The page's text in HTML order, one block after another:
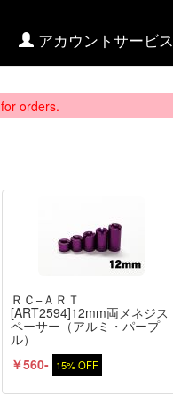
アカウントサービス
for orders.
ＲＣ−ＡＲＴ
[ART2594]12mm両メネジス
ペーサー（アルミ・パープ
ル）
￥560- 15% OFF